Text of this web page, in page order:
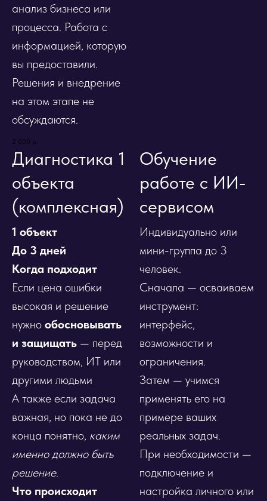
анализ бизнеса или
процесса. Работа с
информацией, которую
вы предоставили.
Решения и внедрение
на этом этапе не
обсуждаются.
2 000 р.
Диагностика 1
объекта
(комплексная)
1 объект
До 3 дней
Когда подходит
Если цена ошибки
высокая и решение
нужно обосновывать
и защищать — перед
руководством, ИТ или
другими людьми
А также если задача
важная, но пока не до
конца понятно, каким
именно должно быть
решение.
Что происходит
Обучение
работе с ИИ-
сервисом
Индивидуально или
мини-группа до 3
человек.
Сначала — осваиваем
инструмент:
интерфейс,
возможности и
ограничения.
Затем — учимся
применять его на
примере ваших
реальных задач.
При необходимости —
подключение и
настройка личного или